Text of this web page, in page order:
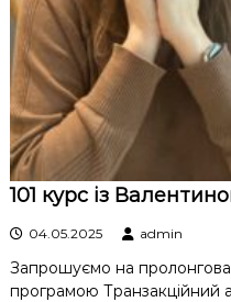
101 курс із
04.05.2025 admin
Запрошуємо на
програмою Транзакційний